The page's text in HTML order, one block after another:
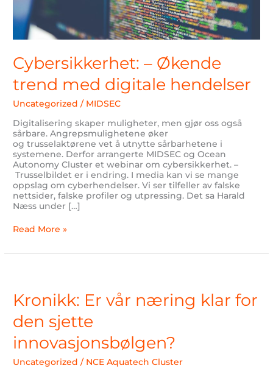
Cybersikkerhet: – Økende
trend med digitale hendelser
Uncategorized / MIDSEC
Digitalisering skaper muligheter, men gjør oss også
sårbare. Angrepsmulighetene øker
og trusselaktørene vet å utnytte sårbarhetene i
systemene. Derfor arrangerte MIDSEC og Ocean
Autonomy Cluster et webinar om cybersikkerhet. –
Trusselbildet er i endring. I media kan vi se mange
oppslag om cyberhendelser. Vi ser tilfeller av falske
nettsider, falske profiler og utpressing. Det sa Harald
Næss under […]
Read More »
Kronikk: Er vår næring klar for
den sjette
innovasjonsbølgen?
Uncategorized / NCE Aquatech Cluster
næring
for
sjette
innovasjonsbølgen?